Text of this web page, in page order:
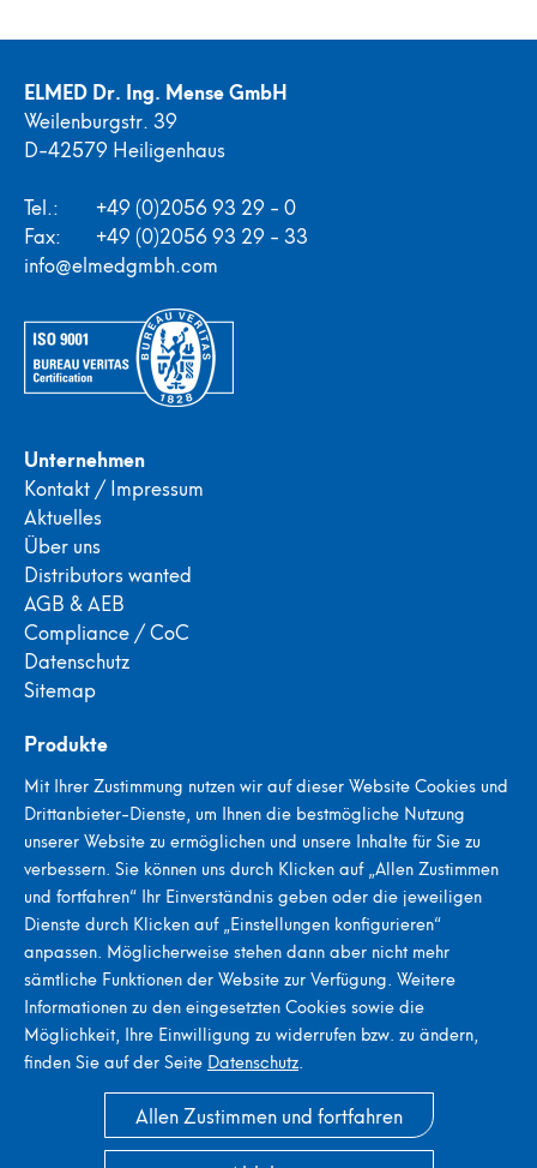
ELMED Dr. Ing. Mense GmbH
Weilenburgstr. 39
D-42579 Heiligenhaus
Tel.:
+49 (0)2056 93 29 - 0
Fax:
+49 (0)2056 93 29 - 33
info@elmedgmbh.com
Unternehmen
Kontakt / Impressum
Aktuelles
Über uns
Distributors wanted
AGB & AEB
Compliance / CoC
Datenschutz
Sitemap
Produkte
Portable Porenprüfgeräte
Stationäre Porenprüfgeräte
Stroboskope
Metallsuchgeräte
Saatgut Zähl- & Abfüllsysteme
Aktuelles
© 2026 ELMED Dr. Ing. Mense GmbH
Mit Ihrer Zustimmung nutzen wir auf dieser Website Cookies und
Drittanbieter-Dienste, um Ihnen die bestmögliche Nutzung
unserer Website zu ermöglichen und unsere Inhalte für Sie zu
verbessern. Sie können uns durch Klicken auf „Allen Zustimmen
und fortfahren“ Ihr Einverständnis geben oder die jeweiligen
Dienste durch Klicken auf „Einstellungen konfigurieren“
anpassen. Möglicherweise stehen dann aber nicht mehr
sämtliche Funktionen der Website zur Verfügung. Weitere
Informationen zu den eingesetzten Cookies sowie die
Möglichkeit, Ihre Einwilligung zu widerrufen bzw. zu ändern,
finden Sie auf der Seite Datenschutz.
Allen Zustimmen und fortfahren